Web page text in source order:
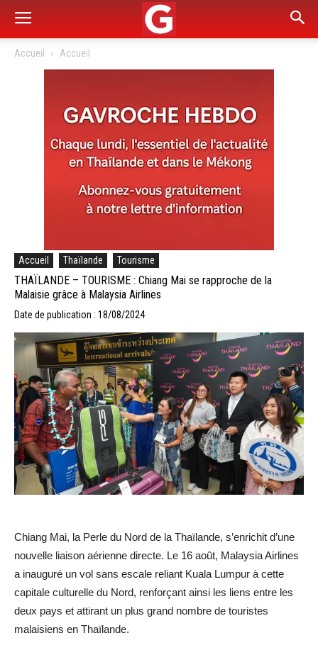
Accueil Accueil
Accueil Thaïlande Tourisme
THAÏLANDE – TOURISME : Chiang Mai se rapproche de la
Malaisie grâce à Malaysia Airlines
Date de publication : 18/08/2024
Chiang Mai, la Perle du Nord de la Thaïlande, s’enrichit d’une
nouvelle liaison aérienne directe. Le 16 août, Malaysia Airlines
a inauguré un vol sans escale reliant Kuala Lumpur à cette
capitale culturelle du Nord, renforçant ainsi les liens entre les
deux pays et attirant un plus grand nombre de touristes
malaisiens en Thaïlande.